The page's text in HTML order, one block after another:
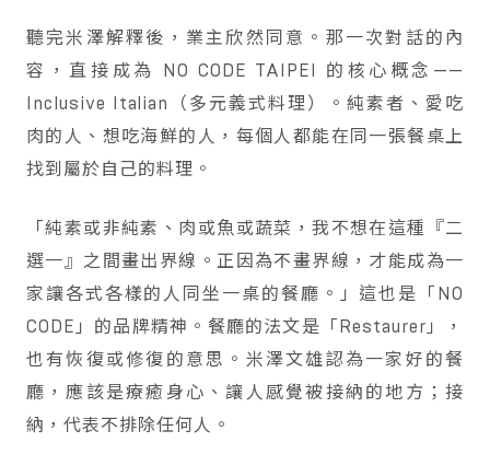
聽完米澤解釋後，業主欣然同意。那一次對話的內
容，直接成為 NO CODE TAIPEI 的核心概念——
Inclusive Italian（多元義式料理）。純素者、愛吃
肉的人、想吃海鮮的人，每個人都能在同一張餐桌上
找到屬於自己的料理。
「純素或非純素、肉或魚或蔬菜，我不想在這種『二
選一』之間畫出界線。正因為不畫界線，才能成為一
家讓各式各樣的人同坐一桌的餐廳。」這也是「NO
CODE」的品牌精神。餐廳的法文是「Restaurer」，
也有恢復或修復的意思。米澤文雄認為一家好的餐
廳，應該是療癒身心、讓人感覺被接納的地方；接
納，代表不排除任何人。